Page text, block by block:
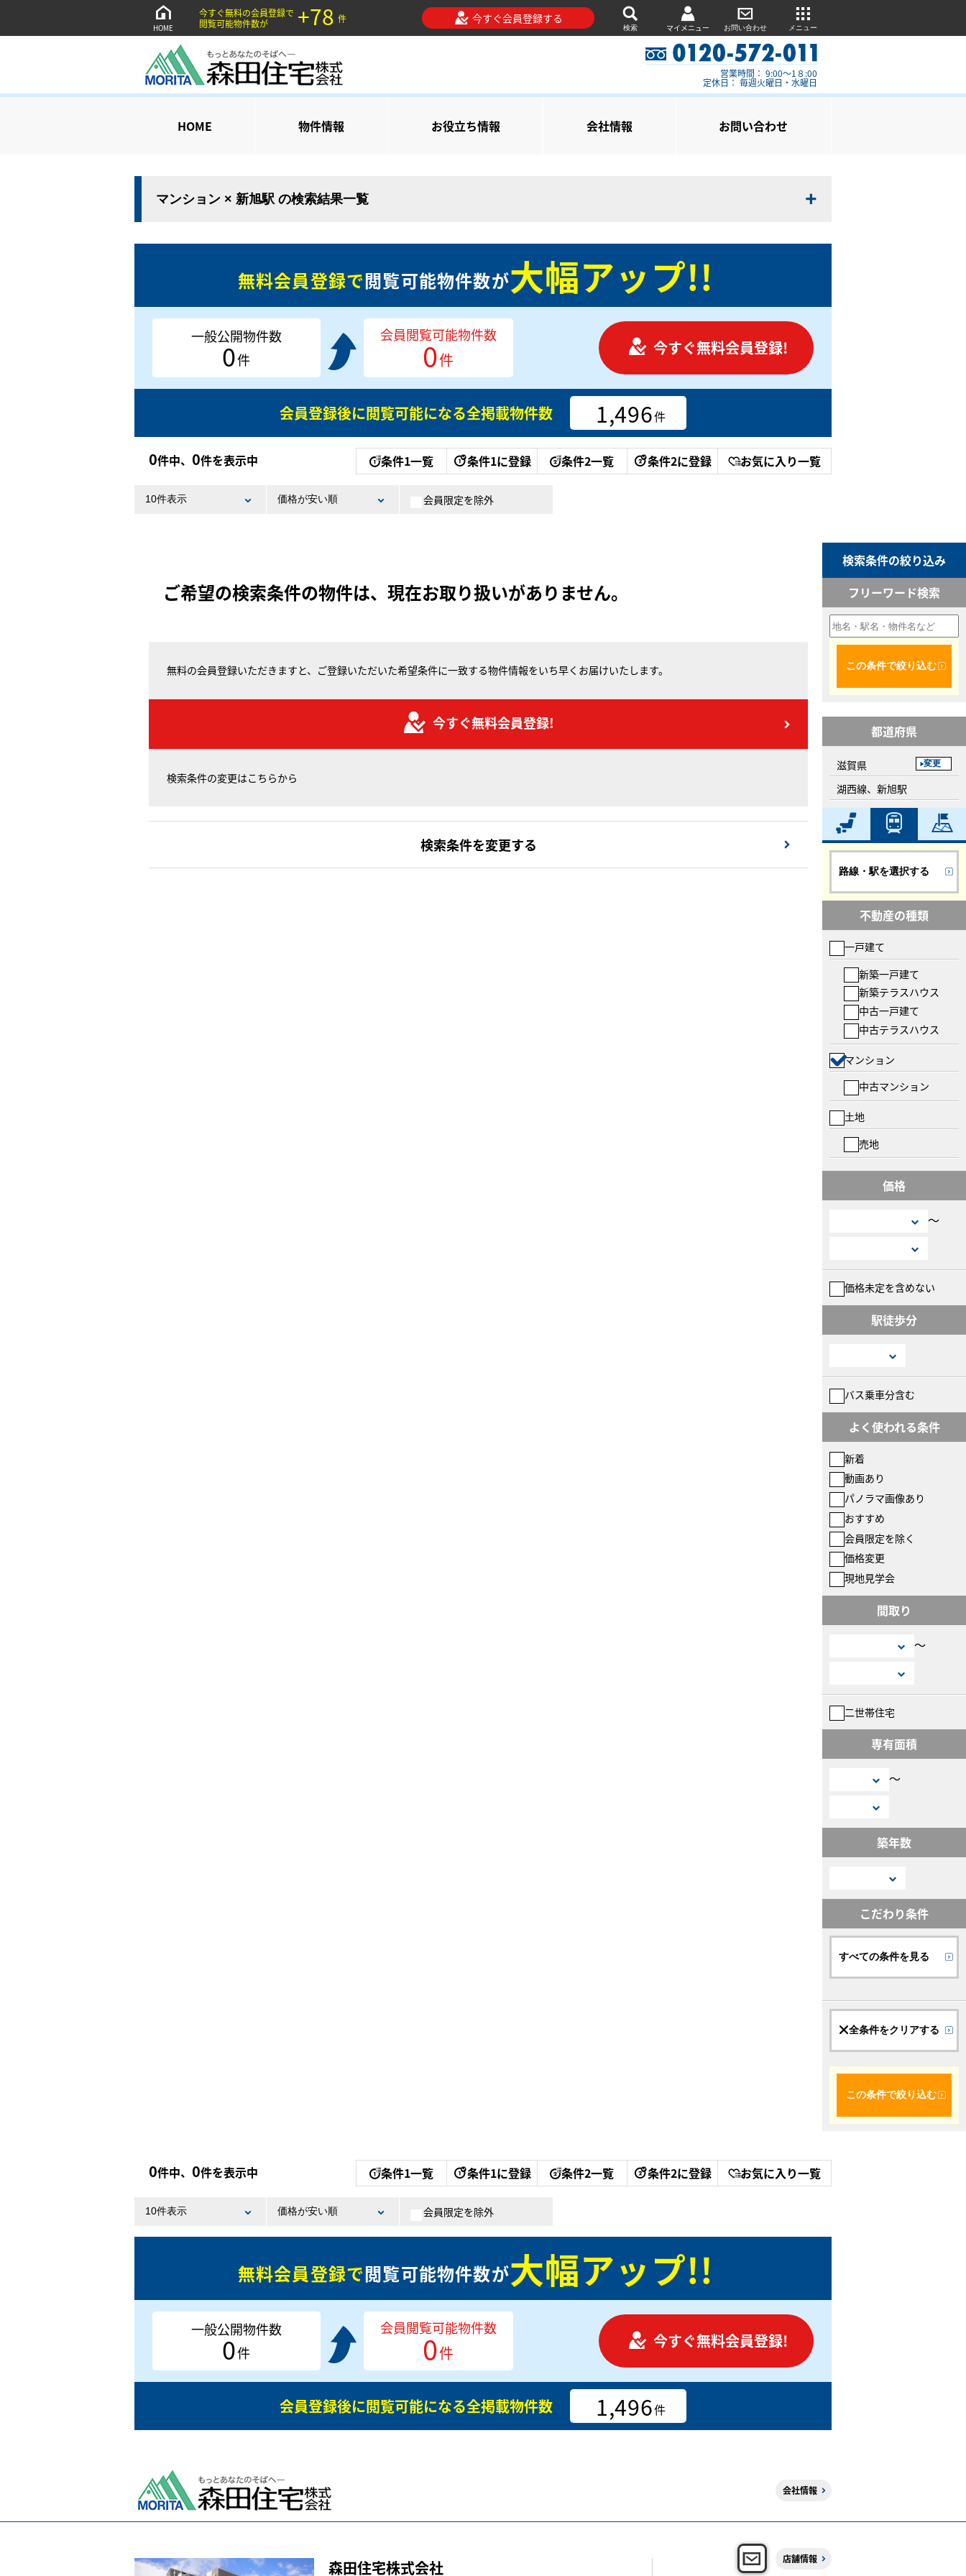
HOME
今すぐ無料の会員登録で
閲覧可能物件数が
+78 件 今すぐ会員登録する
検索 マイメニュー お問い合わせ メニュー
営業時間： 9:00～1８:00
定休日： 毎週火曜日・水曜日
HOME 物件情報 お役立ち情報 会社情報 お問い合わせ
マンション × 新旭駅 の検索結果一覧
無料会員登録で閲覧可能物件数が大幅アップ!!
一般公開物件数
0件
会員閲覧可能物件数
0件
今すぐ無料会員登録!
会員登録後に閲覧可能になる全掲載物件数 1,496件
0件中、 0件を表示中 条件1一覧 条件1に登録 条件2一覧 条件2に登録 お気に入り一覧
会員限定を除外
ご希望の検索条件の物件は、現在お取り扱いがありません。
無料の会員登録いただきますと、ご登録いただいた希望条件に一致する物件情報をいち早くお届けいたします。
今すぐ無料会員登録!
検索条件の変更はこちらから
検索条件を変更する
検索条件の絞り込み
フリーワード検索
この条件で絞り込む
都道府県
滋賀県 変更
湖西線、新旭駅
路線・駅を選択する
不動産の種類
一戸建て
新築一戸建て
新築テラスハウス
中古一戸建て
中古テラスハウス
マンション
中古マンション
土地
売地
価格
〜
価格未定を含めない
駅徒歩分
バス乗車分含む
よく使われる条件
新着
動画あり
パノラマ画像あり
おすすめ
会員限定を除く
価格変更
現地見学会
間取り
〜
二世帯住宅
専有面積
〜
築年数
こだわり条件
すべての条件を見る
全条件をクリアする
この条件で絞り込む
0件中、 0件を表示中 条件1一覧 条件1に登録 条件2一覧 条件2に登録 お気に入り一覧
会員限定を除外
無料会員登録で閲覧可能物件数が大幅アップ!!
一般公開物件数
0件
会員閲覧可能物件数
0件
今すぐ無料会員登録!
会員登録後に閲覧可能になる全掲載物件数 1,496件
会社情報
森田住宅株式会社 店舗情報